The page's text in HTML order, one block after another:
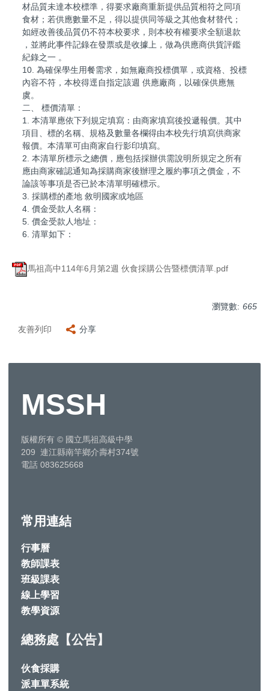
材品質未達本校標準，得要求廠商重新提供品質相符之同項
食材；若供應數量不足，得以提供同等級之其他食材替代；
如經改善後品質仍不符本校要求，則本校有權要求全額退款
，並將此事件記錄在發票或是收據上，做為供應商供貨評鑑
紀錄之一 。
10. 為確保學生用餐需求，如無廠商投標價單，或資格、投標
內容不符，本校得逕自指定該週 供應廠商，以確保供應無
虞。
二、 標價清單：
1. 本清單應依下列規定填寫：由商家填寫後投遞報價。其中
項目、標的名稱、規格及數量各欄得由本校先行填寫供商家
報價。本清單可由商家自行影印填寫。
2. 本清單所標示之總價，應包括採辦供需說明所規定之所有
應由商家確認通知為採購商家後辦理之履約事項之價金，不
論該等事項是否已於本清單明確標示。
3. 採購標的產地 敘明國家或地區
4. 價金受款人名稱：
5. 價金受款人地址：
6. 清單如下：
馬祖高中114年6月第2週 伙食採購公告暨標價清單.pdf
瀏覽數: 665
友善列印 分享
MSSH
版權所有 © 國立馬祖高級中學
209 連江縣南竿鄉介壽村374號
電話 083625668
常用連結
行事曆
教師課表
班級課表
線上學習
教學資源
總務處【公告】
伙食採購
派車單系統